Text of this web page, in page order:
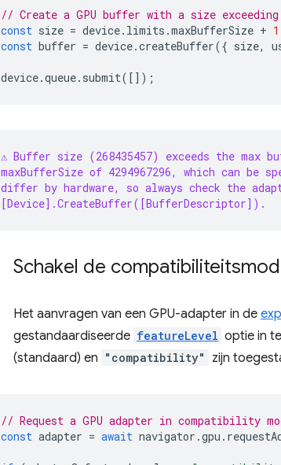
// Create a GPU buffer with a size
const size = device. limits .maxBufferSize + 1
const buffer = device.createBuffer({ size,
device.queue. submit([]);
⚠️ Buffer size (268435457) exceeds the
maxBufferSize of 4294967296, which can
differ by hardware, so always check the
[Device].CreateBuffer([BufferDescriptor]).
Schakel de
Het aanvragen van een GPU-adapter in de
gestandaardiseerde featureLevel optie in
(standaard) en "compatibility" zijn
// Request a GPU adapter in compatibility
const adapter = await navigator .gpu .